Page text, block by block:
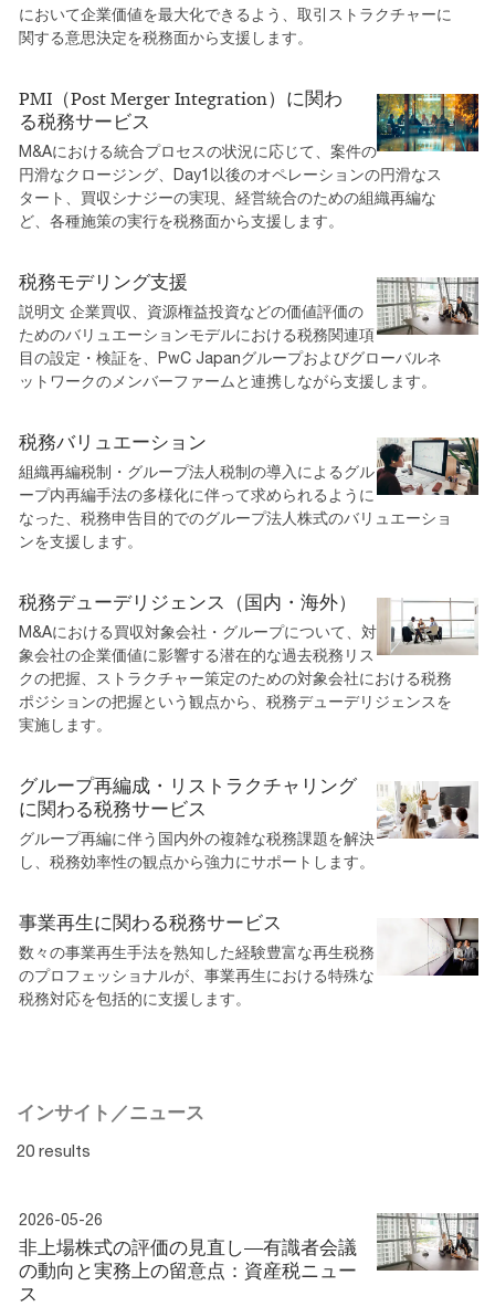
において企業価値を最大化できるよう、取引ストラクチャーに
関する意思決定を税務面から支援します。
PMI（Post Merger Integration）に関わ
る税務サービス
M&Aにおける統合プロセスの状況に応じて、案件の
円滑なクロージング、Day1以後のオペレーションの円滑なス
タート、買収シナジーの実現、経営統合のための組織再編な
ど、各種施策の実行を税務面から支援します。
税務モデリング支援
説明文 企業買収、資源権益投資などの価値評価の
ためのバリュエーションモデルにおける税務関連項
目の設定・検証を、PwC Japanグループおよびグローバルネ
ットワークのメンバーファームと連携しながら支援します。
税務バリュエーション
組織再編税制・グループ法人税制の導入によるグル
ープ内再編手法の多様化に伴って求められるように
なった、税務申告目的でのグループ法人株式のバリュエーショ
ンを支援します。
税務デューデリジェンス（国内・海外）
M&Aにおける買収対象会社・グループについて、対
象会社の企業価値に影響する潜在的な過去税務リス
クの把握、ストラクチャー策定のための対象会社における税務
ポジションの把握という観点から、税務デューデリジェンスを
実施します。
グループ再編成・リストラクチャリング
に関わる税務サービス
グループ再編に伴う国内外の複雑な税務課題を解決
し、税務効率性の観点から強力にサポートします。
事業再生に関わる税務サービス
数々の事業再生手法を熟知した経験豊富な再生税務
のプロフェッショナルが、事業再生における特殊な
税務対応を包括的に支援します。
インサイト／ニュース
20 results
2026-05-26
非上場株式の評価の見直し―有識者会議
の動向と実務上の留意点：資産税ニュー
ス